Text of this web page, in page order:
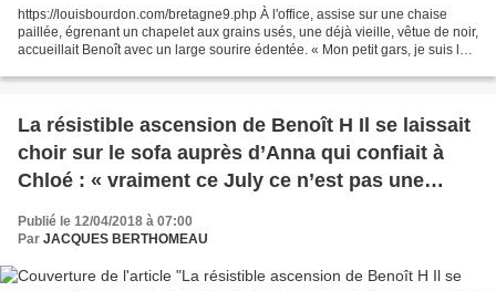
https://louisbourdon.com/bretagne9.php À l'office, assise sur une chaise
paillée, égrenant un chapelet aux grains usés, une déjà vieille, vêtue de noir,
accueillait Benoît avec un large sourire édentée. « Mon petit gars, je suis la
La résistible ascension de Benoît H Il se laissait
choir sur le sofa auprès d’Anna qui confiait à
Chloé : « vraiment ce July ce n’est pas une
Publié le 12/04/2018 à 07:00
Par JACQUES BERTHOMEAU